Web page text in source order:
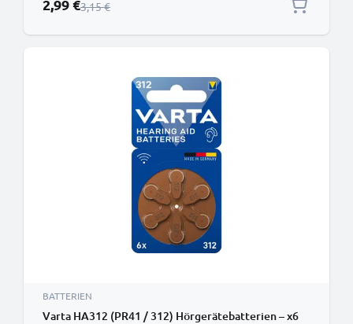
2,99 €Regulärer Preis
3,15 €
BATTERIEN
Varta HA312 (PR41 / 312) Hörgerätebatterien – x6